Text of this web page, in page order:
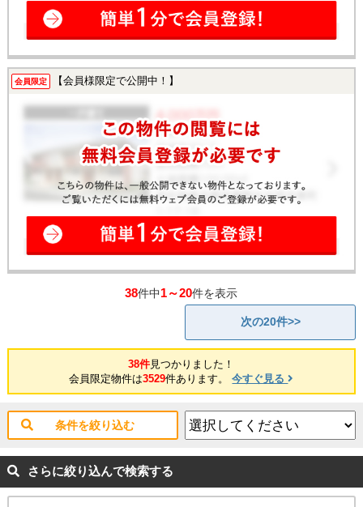
会員限定 【会員様限定で公開中！】
38件中1～20件を表示
次の20件>>
38件見つかりました！
会員限定物件は3529件あります。今すぐ見る
条件を絞り込む
さらに絞り込んで検索する